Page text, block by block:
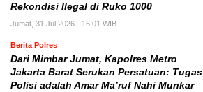
Rekondisi Ilegal di Ruko 1000
Jumat, 31 Jul 2026 - 16:01 WIB
Berita Polres
Dari Mimbar Jumat, Kapolres Metro
Jakarta Barat Serukan Persatuan: Tugas
Polisi adalah Amar Ma’ruf Nahi Munkar